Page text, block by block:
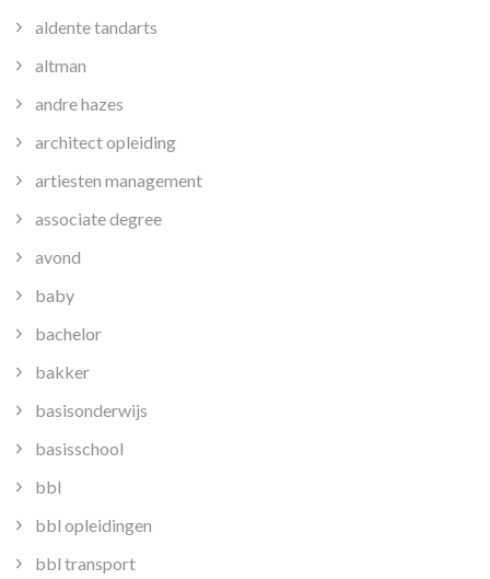
aldente tandarts
altman
andre hazes
architect opleiding
artiesten management
associate degree
avond
baby
bachelor
bakker
basisonderwijs
basisschool
bbl
bbl opleidingen
bbl transport